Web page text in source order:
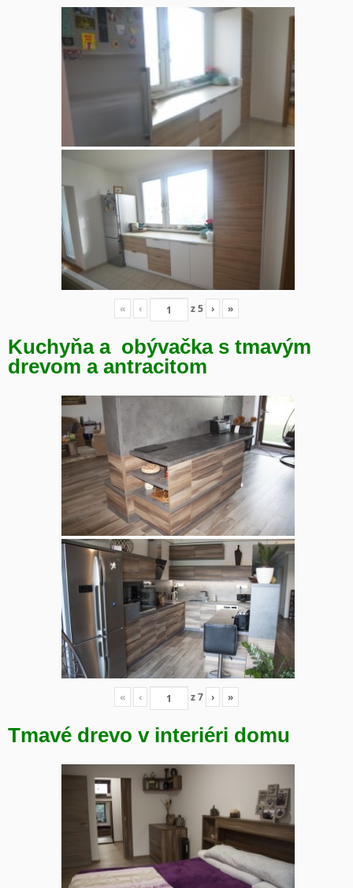
« ‹ z5 › »
Kuchyňa a obývačka s tmavým
drevom a antracitom
« ‹ z7 › »
Tmavé drevo v interiéri domu